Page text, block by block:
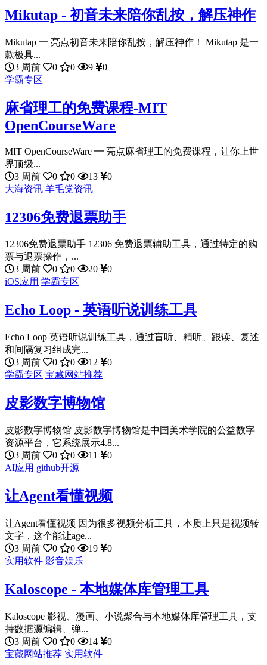
Mikutap - 初音未来陪你乱按，解压神作
Mikutap ━ 亮点初音未来陪你乱按，解压神作！ Mikutap 是一
款极具...
3 周前
0 0 9
0
学霸专区
麻省理工的免费课程-MIT
OpenCourseWare
MIT OpenCourseWare ━ 亮点麻省理工的免费课程，让你上世
界顶级...
3 周前
0 0 13
0
大海资讯 羊毛党资讯
12306免费退票助手
12306免费退票助手 12306 免费退票辅助工具，通过特定的购
票与退票操作，...
3 周前
0 0 20
0
iOS应用 学霸专区
Echo Loop - 英语听说训练工具
Echo Loop 英语听说训练工具，通过盲听、精听、跟读、复述
和间隔复习组成完...
3 周前
0 0 12
0
学霸专区 宝藏网站推荐
皮影数字博物馆
皮影数字博物馆 皮影数字博物馆是中国美术学院的公益数字
资源平台，它系统展示4.8...
3 周前
0 0 11
0
AI应用 github开源
让Agent看懂视频
让Agent看懂视频 因为很多视频分析工具，本质上只是视频转
文字，这个能让age...
3 周前
0 0 19
0
实用软件 影音娱乐
Kaloscope - 本地媒体库管理工具
Kaloscope 影视、漫画、小说聚合与本地媒体库管理工具，支
持数据源编辑、弹...
3 周前
0 0 14
0
宝藏网站推荐 实用软件